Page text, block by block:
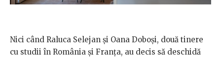
Nici când Raluca Selejan și Oana Doboși, două tinere
cu studii în România și Franța, au decis să deschidă